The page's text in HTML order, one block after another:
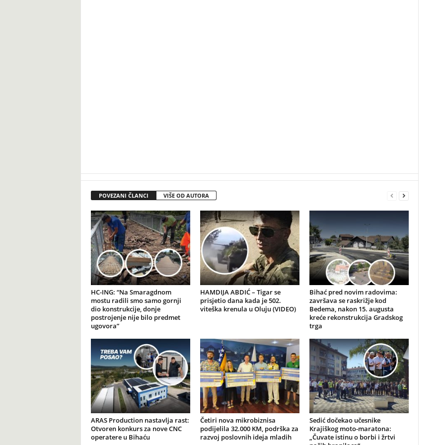
POVEZANI ČLANCI VIŠE OD AUTORA
HC-ING: “Na Smaragdnom
mostu radili smo samo gornji
dio konstrukcije, donje
postrojenje nije bilo predmet
ugovora”
HAMDIJA ABDIĆ – Tigar se
prisjetio dana kada je 502.
viteška krenula u Oluju (VIDEO)
Bihać pred novim radovima:
završava se raskrižje kod
Bedema, nakon 15. augusta
kreće rekonstrukcija Gradskog
trga
ARAS Production nastavlja rast:
Otvoren konkurs za nove CNC
operatere u Bihaću
Četiri nova mikrobiznisa
podijelila 32.000 KM, podrška za
razvoj poslovnih ideja mladih
Sedić dočekao učesnike
Krajiškog moto-maratona:
„Čuvate istinu o borbi i žrtvi